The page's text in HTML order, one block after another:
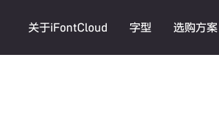
关于iFontCloud 字型 选购方案